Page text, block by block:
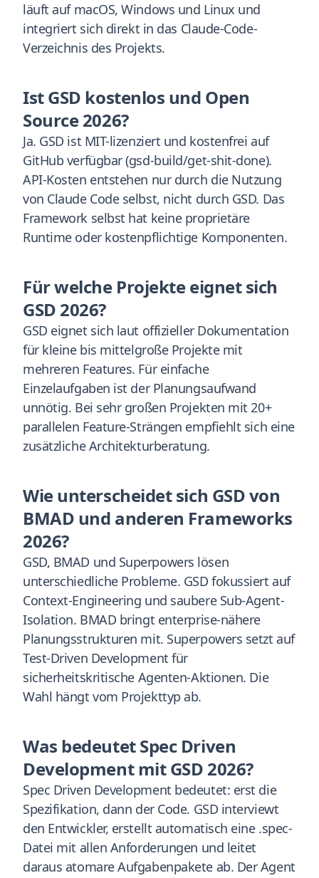
läuft auf macOS, Windows und Linux und
integriert sich direkt in das Claude-Code-
Verzeichnis des Projekts.
Ist GSD kostenlos und Open
Source 2026?
Ja. GSD ist MIT-lizenziert und kostenfrei auf
GitHub verfügbar (gsd-build/get-shit-done).
API-Kosten entstehen nur durch die Nutzung
von Claude Code selbst, nicht durch GSD. Das
Framework selbst hat keine proprietäre
Runtime oder kostenpflichtige Komponenten.
Für welche Projekte eignet sich
GSD 2026?
GSD eignet sich laut offizieller Dokumentation
für kleine bis mittelgroße Projekte mit
mehreren Features. Für einfache
Einzelaufgaben ist der Planungsaufwand
unnötig. Bei sehr großen Projekten mit 20+
parallelen Feature-Strängen empfiehlt sich eine
zusätzliche Architekturberatung.
Wie unterscheidet sich GSD von
BMAD und anderen Frameworks
2026?
GSD, BMAD und Superpowers lösen
unterschiedliche Probleme. GSD fokussiert auf
Context-Engineering und saubere Sub-Agent-
Isolation. BMAD bringt enterprise-nähere
Planungsstrukturen mit. Superpowers setzt auf
Test-Driven Development für
sicherheitskritische Agenten-Aktionen. Die
Wahl hängt vom Projekttyp ab.
Was bedeutet Spec Driven
Development mit GSD 2026?
Spec Driven Development bedeutet: erst die
Spezifikation, dann der Code. GSD interviewt
den Entwickler, erstellt automatisch eine .spec-
Datei mit allen Anforderungen und leitet
daraus atomare Aufgabenpakete ab. Der Agent